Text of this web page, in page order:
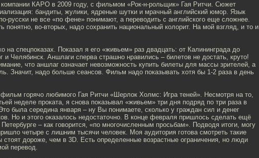
компании КАРО в 2009 году, с фильмом «Рок-н-рольщик» Гая Ритчи. Сюжет
бандиты, жулики, ядреные шутки и мрачный английский юмор. Язык
русски не все «по фене» понимают, а переводить с английского еще сложнее.
понятно, во-вторых, надо сохранить национальный колорит. На мой взгляд, и то и
на спецпоказах. Показал я его «живьем» раз двадцать: от Калининграда до
и Челябинск. Аншлаги сперва страшно нравились – билетов не достать, круто!
что аншлаг означает невозможность купить билеты для массы зрителей, а
Значит, надо больше сеансов. Фильм надо показывать хотя бы 1-2 раза в день
горячо любимого Гая Ритчи «Шерлок Холмс: Игра теней». Несмотря на то,
неделе проката, я снова показывал «живьем» три дня подряд по три раза в
была середина января – ну Вы понимаете, сколько у граждан сил и денег
Но и этого оказалось недостаточно. В конце февраля пришлось сделать ещё
– как говорится, «по многочисленным просьбам». Подводя итоги, могу
четыре с лишним тысячи человек. Моя аудитория готова смотреть такие
дороже, чем в 3D. Есть определенные возрастные ограничения, но люди
перевод.